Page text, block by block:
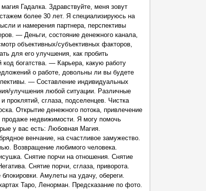
Гадалка. Здравствуйте, меня зовут
более 30 лет. Я специализируюсь на
и намерения партнера, перспективы
— Деньги, состояние денежного канала,
объективных/субъективных факторов,
для его улучшения, как пробить
богатства. — Карьера, какую работу
о работе, довольны ли вы будете
— Составление индивидуальных
улучшения любой ситуации. Различные
проклятий, сглаза, подселенцев. Чистка
Открытие денежного потока, привлечение
недвижимости. Я могу помочь
у вас есть: Любовная Магия.
венчание, на счастливое замужество.
Возвращение любимого человека.
Снятие порчи на отношения. Снятие
Снятие порчи, сглаза, приворота.
Амулеты на удачу, обереги.
Таро, Ленорман. Предсказание по фото.